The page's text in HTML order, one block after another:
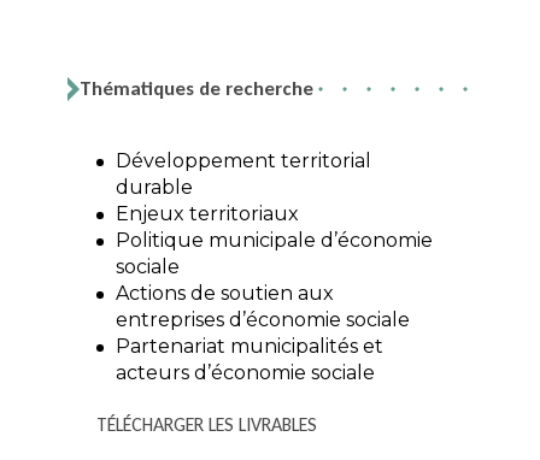
Thématiques de recherche
Développement territorial
durable
Enjeux territoriaux
Politique municipale d’économie
sociale
Actions de soutien aux
entreprises d’économie sociale
Partenariat municipalités et
acteurs d’économie sociale
TÉLÉCHARGER LES LIVRABLES